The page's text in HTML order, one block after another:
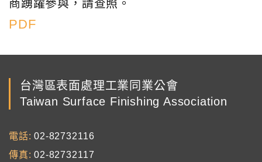
商踴躍參與，請查照。
PDF
台灣區表面處理工業同業公會
Taiwan Surface Finishing Association
電話
02-82732116
傳真
02-82732117